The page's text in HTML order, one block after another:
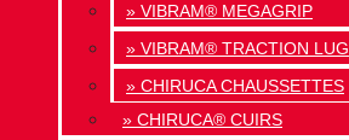
» VIBRAM® MEGAGRIP
» VIBRAM® TRACTION LUG
» CHIRUCA CHAUSSETTES
» CHIRUCA® CUIRS